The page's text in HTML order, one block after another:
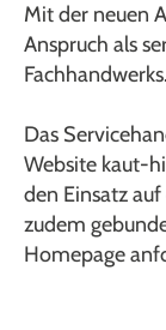
Mit der neuen
Anspruch als
Fachhandwerks.
Das
Website kaut-
den Einsatz
zudem
Homepage